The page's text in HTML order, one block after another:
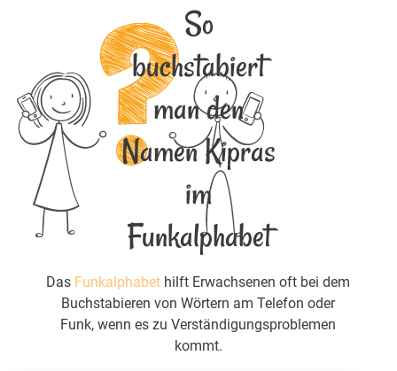
So
buchstabiert
man den
Namen Kipras
im
Funkalphabet
Das Funkalphabet hilft Erwachsenen oft bei dem
Buchstabieren von Wörtern am Telefon oder
Funk, wenn es zu Verständigungsproblemen
kommt.